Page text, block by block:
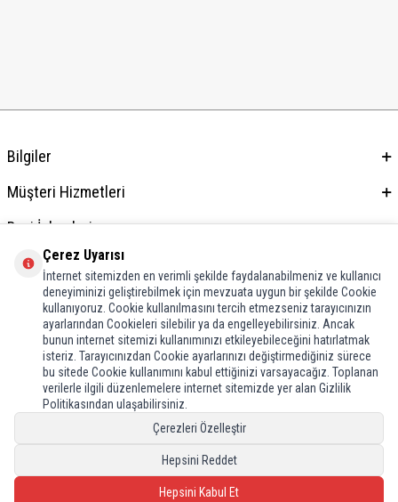
Bilgiler
Müşteri Hizmetleri
Bayi İşlemleri
Adres & İletişim
Çerez Uyarısı
İnternet sitemizden en verimli şekilde faydalanabilmeniz ve kullanıcı
deneyiminizi geliştirebilmek için mevzuata uygun bir şekilde Cookie
kullanıyoruz. Cookie kullanılmasını tercih etmezseniz tarayıcınızın
ayarlarından Cookieleri silebilir ya da engelleyebilirsiniz. Ancak
bunun internet sitemizi kullanımınızı etkileyebileceğini hatırlatmak
isteriz. Tarayıcınızdan Cookie ayarlarınızı değiştirmediğiniz sürece
bu sitede Cookie kullanımını kabul ettiğinizi varsayacağız. Toplanan
verilerle ilgili düzenlemelere internet sitemizde yer alan Gizlilik
Politikasından ulaşabilirsiniz.
Çerezleri Özelleştir
Hepsini Reddet
Hepsini Kabul Et